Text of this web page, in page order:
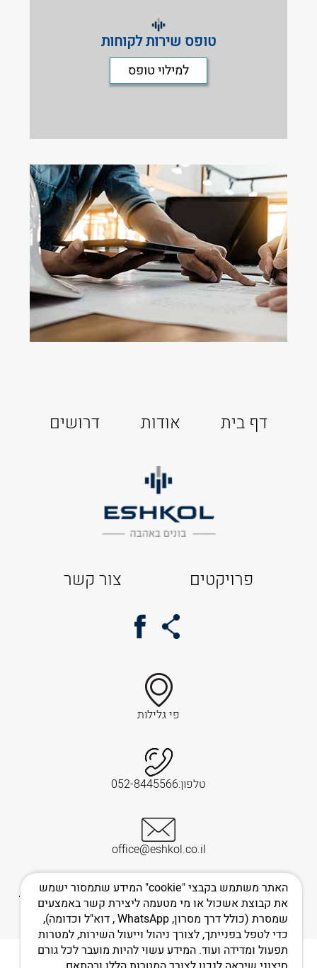
טופס שירות לקוחות
למילוי טופס
דף בית אודות דרושים
פרויקטים צור קשר
פי גלילות
טלפון:052-8445566
office@eshkol.co.il
האתר משתמש בקבצי "cookie" המידע שתמסור ישמש
את קבוצת אשכול או מי מטעמה ליצירת קשר באמצעים
שמסרת (כולל דרך מסרון, WhatsApp , דוא"ל וכדומה),
כדי לטפל בפנייתך, לצורך ניהול וייעול השירות, למטרות
תפעול ומדידה ועוד. המידע עשוי להיות מועבר לכל גורם